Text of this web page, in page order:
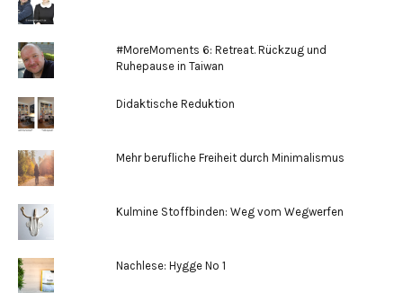
#MoreMoments 6: Retreat. Rückzug und
Ruhepause in Taiwan
Didaktische Reduktion
Mehr berufliche Freiheit durch Minimalismus
Kulmine Stoffbinden: Weg vom Wegwerfen
Nachlese: Hygge No 1